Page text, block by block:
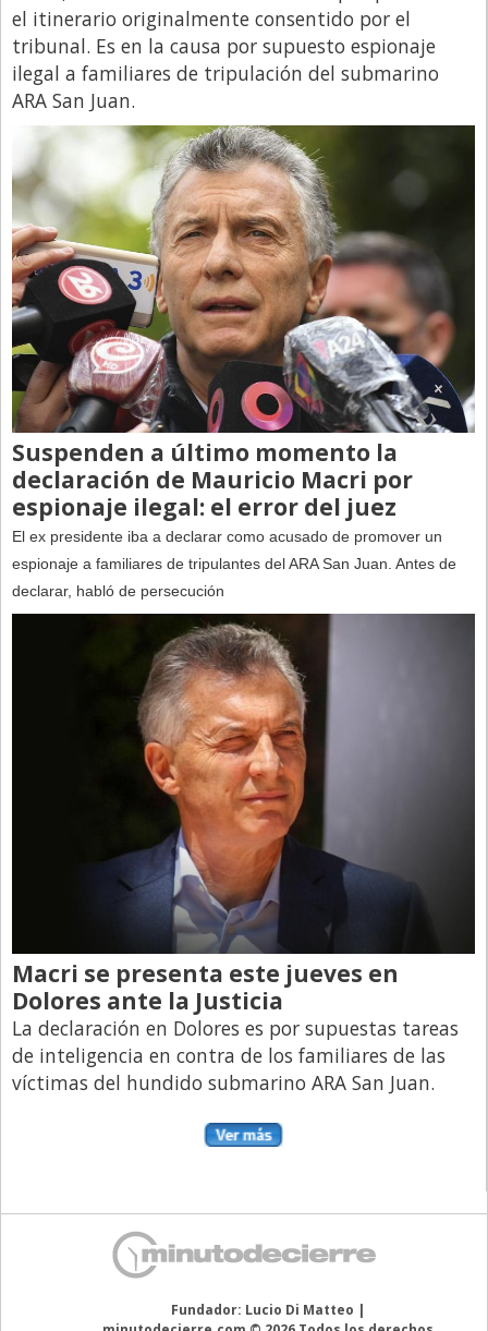
el itinerario originalmente consentido por el
tribunal. Es en la causa por supuesto espionaje
ilegal a familiares de tripulación del submarino
ARA San Juan.
Suspenden a último momento la
declaración de Mauricio Macri por
espionaje ilegal: el error del juez
El ex presidente iba a declarar como acusado de promover un
espionaje a familiares de tripulantes del ARA San Juan. Antes de
declarar, habló de persecución
Macri se presenta este jueves en
Dolores ante la Justicia
La declaración en Dolores es por supuestas tareas
de inteligencia en contra de los familiares de las
víctimas del hundido submarino ARA San Juan.
Fundador: Lucio Di Matteo |